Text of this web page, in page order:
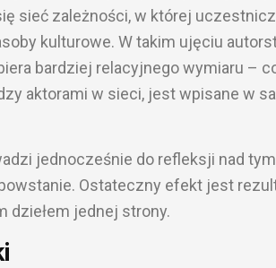
sieć zależności, w której
kulturowe. W takim ujęciu
bardziej relacyjnego wymiaru –
aktorami w sieci, jest wpisane w
jednocześnie do refleksji nad
Ostateczny efekt jest
dziełem jednej strony.